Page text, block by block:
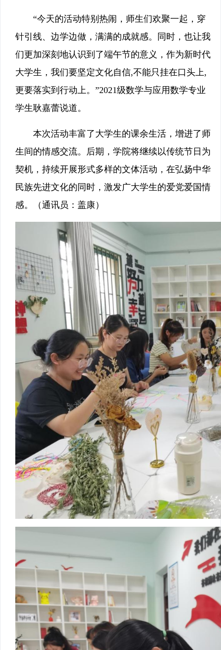
“今天的活动特别热闹，师生们欢聚一起，穿
针引线、边学边做，满满的成就感。同时，也让我
们更加深刻地认识到了端午节的意义，作为新时代
大学生，我们要坚定文化自信,不能只挂在口头上,
更要落实到行动上。”2021级数学与应用数学专业
学生耿嘉蕾说道。
本次活动丰富了大学生的课余生活，增进了师
生间的情感交流。后期，学院将继续以传统节日为
契机，持续开展形式多样的文体活动，在弘扬中华
民族先进文化的同时，激发广大学生的爱党爱国情
感。（通讯员：盖康）